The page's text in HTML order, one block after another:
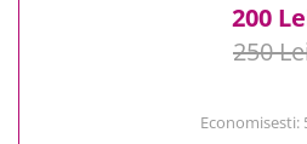
200
250
Economisesti: